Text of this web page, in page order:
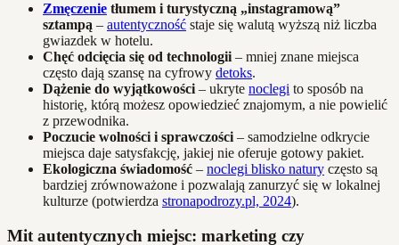
Zmęczenie tłumem i turystyczną „instagramową”
sztampą – autentyczność staje się walutą wyższą niż liczba
gwiazdek w hotelu.
Chęć odcięcia się od technologii – mniej znane miejsca
często dają szansę na cyfrowy detoks.
Dążenie do wyjątkowości – ukryte noclegi to sposób na
historię, którą możesz opowiedzieć znajomym, a nie powielić
z przewodnika.
Poczucie wolności i sprawczości – samodzielne odkrycie
miejsca daje satysfakcję, jakiej nie oferuje gotowy pakiet.
Ekologiczna świadomość – noclegi blisko natury często są
bardziej zrównoważone i pozwalają zanurzyć się w lokalnej
kulturze (potwierdza stronapodrozy.pl, 2024).
Mit autentycznych miejsc: marketing czy